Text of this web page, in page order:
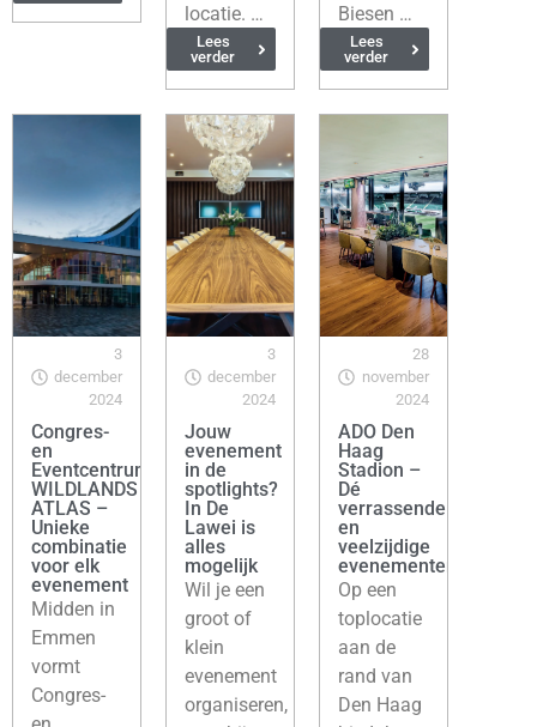
locatie. …
Lees
verder
Biesen …
Lees
verder
3
december
2024
Congres-
en
Eventcentrum
WILDLANDS
ATLAS –
Unieke
combinatie
voor elk
evenement
Midden in
Emmen
vormt
Congres-
3
december
2024
Jouw
evenement
in de
spotlights?
In De
Lawei is
alles
mogelijk
Wil je een
groot of
klein
evenement
organiseren,
28
november
2024
ADO Den
Haag
Stadion –
Dé
verrassende
en
veelzijdige
evenementenlocatie
Op een
toplocatie
aan de
rand van
Den Haag